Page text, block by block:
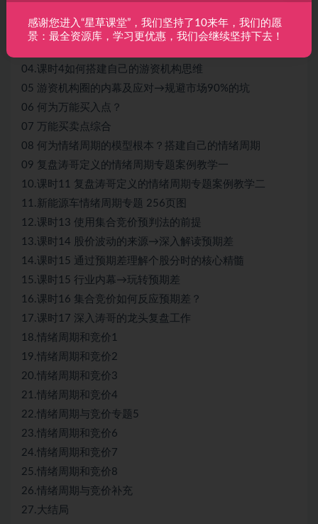
02.课时2 游资思维的精髓与案例
04.课时4如何搭建自己的游资机构思维
05 游资机构圈的内幕及应对→规避市场90%的坑
06 何为万能买入点？
07 万能买卖点综合
08 何为情绪周期的模型根本？搭建自己的情绪周期
09 复盘涛哥定义的情绪周期专题案例教学一
10.课时11 复盘涛哥定义的情绪周期专题案例教学二
11.新能源车情绪周期专题 256页图
12.课时13 使用集合竞价预判法的前提
13.课时14 股价波动的来源→深入解读预期差
14.课时15 通过预期差理解个股分时的核心精髓
15.课时15 行业内幕→玩转预期差
16.课时16 集合竞价如何反应预期差？
17.课时17 深入涛哥的龙头复盘工作
18.情绪周期和竞价1
19.情绪周期和竞价2
20.情绪周期和竞价3
21.情绪周期和竞价4
22.情绪周期与竞价专题5
23.情绪周期和竞价6
24.情绪周期和竞价7
25.情绪周期和竞价8
26.情绪周期与竞价补充
27.大结局
感谢您进入“星草课堂”，我们坚持了10来年，我们的愿
景：最全资源库，学习更优惠，我们会继续坚持下去！